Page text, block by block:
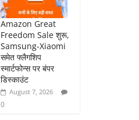
Amazon Great
Freedom Sale शुरू,
Samsung-Xiaomi
समेत फ्लैगशिप
स्मार्टफोन्स पर बंपर
डिस्काउंट
August 7, 2026
0